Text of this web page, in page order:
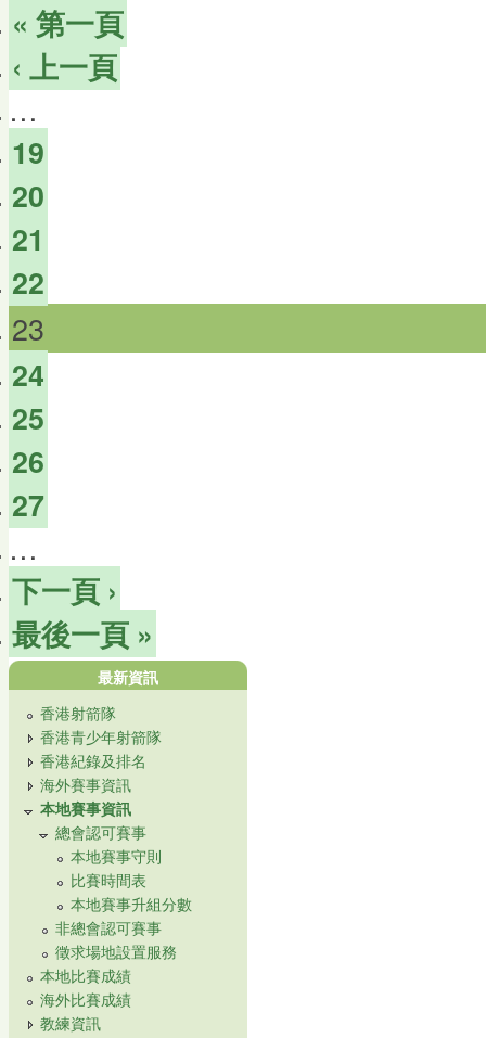
« 第一頁
‹ 上一頁
…
19
20
21
22
23
24
25
26
27
…
下一頁 ›
最後一頁 »
最新資訊
香港射箭隊
香港青少年射箭隊
香港紀錄及排名
海外賽事資訊
本地賽事資訊
總會認可賽事
本地賽事守則
比賽時間表
本地賽事升組分數
非總會認可賽事
徵求場地設置服務
本地比賽成績
海外比賽成績
教練資訊